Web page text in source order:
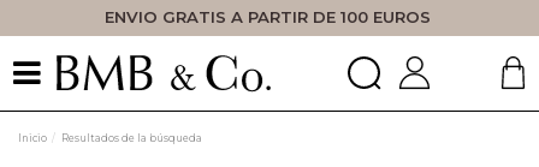
ENVIO GRATIS A PARTIR DE 100 EUROS
Inicio Resultados de la búsqueda